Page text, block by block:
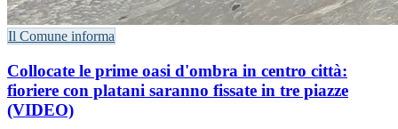
Il Comune informa
Collocate le prime oasi d'ombra in centro città:
fioriere con platani saranno fissate in tre piazze
(VIDEO)